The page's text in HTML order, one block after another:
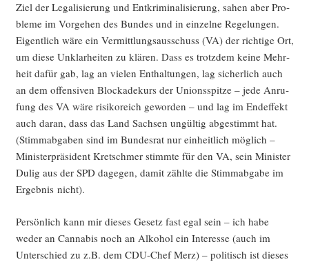
Ziel der Lega­li­sie­rung und Ent­kri­mi­na­li­sie­rung, sahen aber Pro­
ble­me im Vor­ge­hen des Bun­des und in ein­zel­ne Rege­lun­gen.
Eigent­lich wäre ein Ver­mitt­lungs­aus­schuss (VA) der rich­ti­ge Ort,
um die­se Unklar­hei­ten zu klä­ren. Dass es trotz­dem kei­ne Mehr­
heit dafür gab, lag an vie­len Ent­hal­tun­gen, lag sicher­lich auch
an dem offen­si­ven Blo­cka­de­kurs der Uni­ons­spit­ze – jede Anru­
fung des VA wäre risi­ko­reich gewor­den – und lag im End­ef­fekt
auch dar­an, dass das Land Sach­sen ungül­tig abge­stimmt hat.
(Stimm­ab­ga­ben sind im Bun­des­rat nur ein­heit­lich mög­lich –
Minis­ter­prä­si­dent Kret­schmer stimm­te für den VA, sein Minis­ter
Dulig aus der SPD dage­gen, damit zähl­te die Stimm­ab­ga­be im
Ergeb­nis nicht).
Per­sön­lich kann mir die­ses Gesetz fast egal sein – ich habe
weder an Can­na­bis noch an Alko­hol ein Inter­es­se (auch im
Unter­schied zu z.B. dem CDU-Chef Merz) – poli­tisch ist die­ses